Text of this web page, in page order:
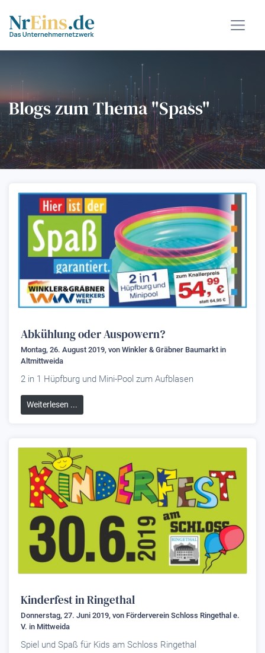
Blogs zum Thema "Spass"
Abkühlung oder Auspowern?
Montag, 26. August 2019, von Winkler & Gräbner Baumarkt in
Altmittweida
2 in 1 Hüpfburg und Mini-Pool zum Aufblasen
Weiterlesen ...
Kinderfest in Ringethal
Donnerstag, 27. Juni 2019, von Förderverein Schloss Ringethal e.
V. in Mittweida
Spiel und Spaß für Kids am Schloss Ringethal